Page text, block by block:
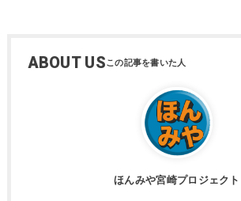
ABOUT US
ほんみや宮崎プロジェクト